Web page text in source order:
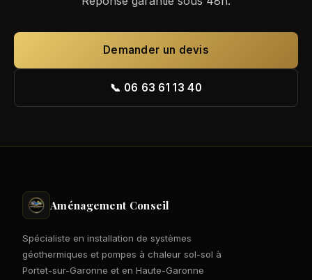
Demander un devis
📞 06 63 61 13 40
Aménagement Conseil
Spécialiste en installation de systèmes
géothermiques et pompes à chaleur sol-sol à
Portet-sur-Garonne et en Haute-Garonne